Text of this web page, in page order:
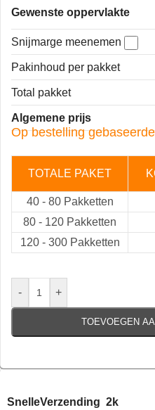
Gewenste oppervlakte
Snijmarge meenemen
Pakinhoud per pakket
Total pakket
Algemene prijs
Op bestelling
TOTALE PAKET
40 - 80 Pakketten
80 - 120 Pakketten
120 - 300 Pakketten
- +
TOEVOEGEN
SnelleVerzending 2k